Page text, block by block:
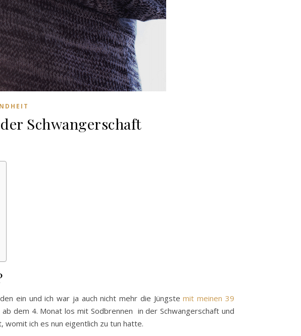
Schwangerschaft
ein und ich war ja auch nicht mehr die Jüngstemit meinen 39
dem 4. Monat los mit Sodbrennen in der Schwangerschaft und
ich es nun eigentlich zu tun hatte.